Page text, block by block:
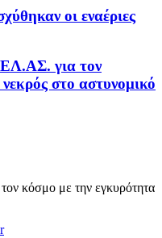
οι εναέριες
για τον
στο αστυνομικό
κόσμο με την εγκυρότητα